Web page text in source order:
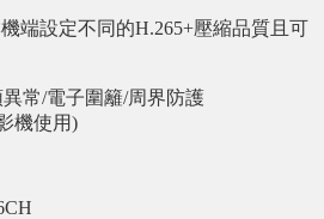
端設定不同的H.265+壓縮品質且可
常/電子圍籬/周界防護
機使用)